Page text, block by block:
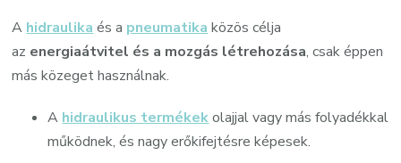
A hidraulika és a pneumatika közös célja
az energiaátvitel és a mozgás létrehozása, csak éppen
más közeget használnak.
A hidraulikus termékekolajjal vagy más folyadékkal
működnek, és nagy erőkifejtésre képesek.